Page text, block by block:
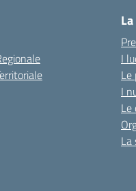
I
Le
I
Le
La